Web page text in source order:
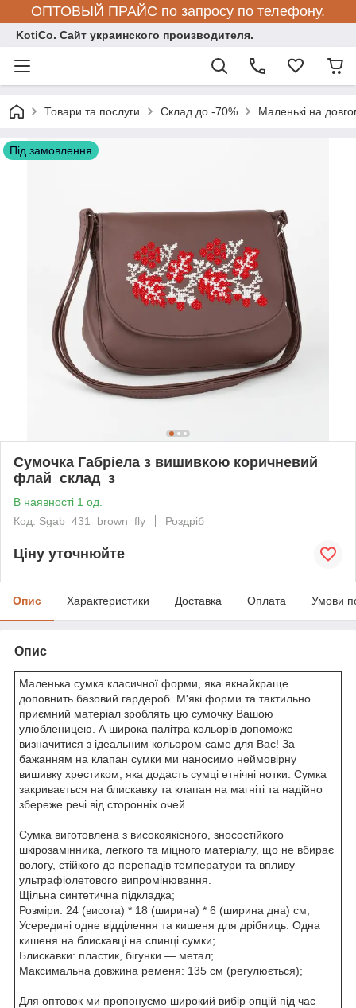
ОПТОВЫЙ ПРАЙС по запросу по телефону.
KotiCo. Сайт украинского производителя.
Товари та послуги Склад до -70% Маленькі на
Під замовлення
Сумочка Габріела з вишивкою коричневий
флай_склад_з
В наявності 1 од.
Код: Sgab_431_brown_fly
Роздріб
Ціну уточнюйте
Опис Характеристики Доставка Оплата Умови
Опис
Маленька сумка класичної форми, яка якнайкраще
доповнить базовий гардероб. М'які форми та тактильно
приємний матеріал зроблять цю сумочку Вашою
улюбленицею. А широка палітра кольорів допоможе
визначитися з ідеальним кольором саме для Вас! За
бажанням на клапан сумки ми наносимо неймовірну
вишивку хрестиком, яка додасть сумці етнічні нотки. Сумка
закривається на блискавку та клапан на магніті та надійно
збереже речі від сторонніх очей.
Сумка виготовлена з високоякісного, зносостійкого
шкірозамінника, легкого та міцного матеріалу, що не вбирає
вологу, стійкого до перепадів температури та впливу
ультрафіолетового випромінювання.
Щільна синтетична підкладка;
Розміри: 24 (висота) * 18 (ширина) * 6 (ширина дна) см;
Усередині одне відділення та кишеня для дрібниць. Одна
кишеня на блискавці на спинці сумки;
Блискавки: пластик, бігунки — метал;
Максимальна довжина ременя: 135 см (регулюється);
Для оптовок ми пропонуємо широкий вибір опцій під час